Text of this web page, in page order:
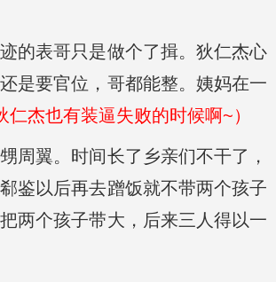
的表哥只是做个了揖。狄仁杰心
是要官位，哥都能整。姨妈在一
仁杰也有装逼失败的时候啊~）
周翼。时间长了乡亲们不干了，
鉴以后再去蹭饭就不带两个孩子
两个孩子带大，后来三人得以一